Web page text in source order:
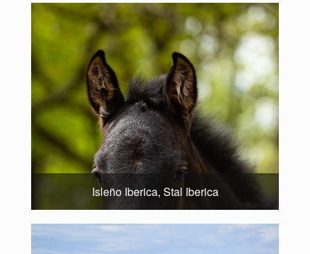
Isleño Iberica, Stal Iberica